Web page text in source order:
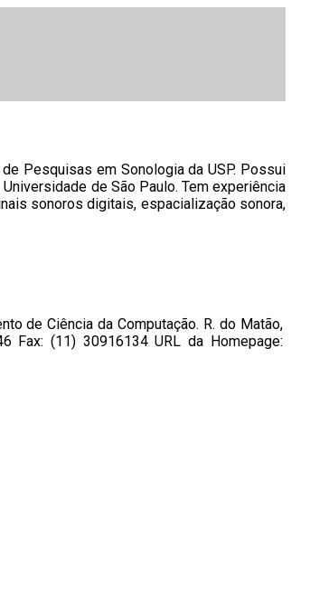
Pesquisas em Sonologia da USP. Possui
de São Paulo. Tem experiência
sonoros digitais, espacialização sonora,
de Ciência da Computação. R. do Matão,
Fax: (11) 30916134 URL da Homepage: